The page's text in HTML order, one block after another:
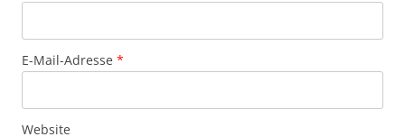
E-Mail-Adresse *
Website